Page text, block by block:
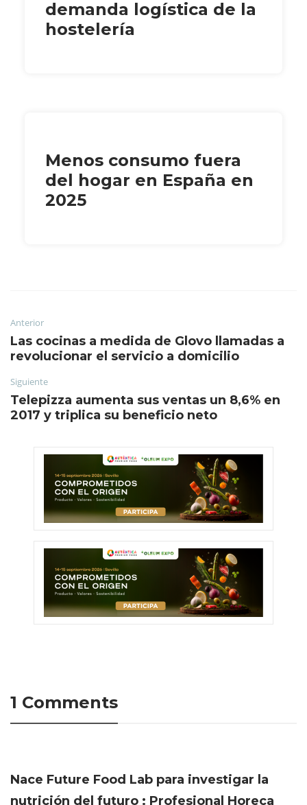
demanda logística de la
hostelería
Menos consumo fuera
del hogar en España en
2025
Anterior
Las cocinas a medida de Glovo llamadas a
revolucionar el servicio a domicilio
Siguiente
Telepizza aumenta sus ventas un 8,6% en
2017 y triplica su beneficio neto
1 Comments
Nace Future Food Lab para investigar la
nutrición del futuro : Profesional Horeca